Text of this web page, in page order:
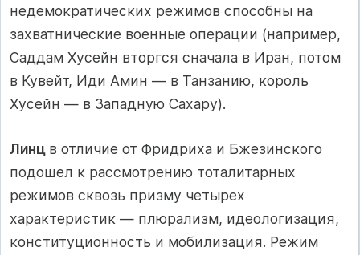
недемократичес­ких режимов способны на
захватнические военные операции (например,
Саддам Хусейн вторгся сначала в Иран, потом
в Кувейт, Иди Амин — в Танзанию, король
Хусейн — в Западную Сахару).
Линц в отличие от Фридриха и Бжезинского
подошел к рассмотрению тоталитарных
режимов сквозь призму четырех
характеристик — плюра­лизм, идеологизация,
конституционность и мобилизация. Режим